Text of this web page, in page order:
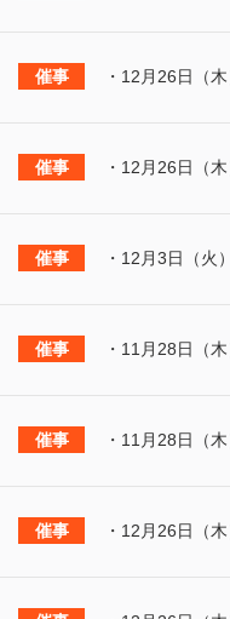
・12月26日（
・12月26日（
・12月3日（火
・11月28日（
・11月28日（
・12月26日（